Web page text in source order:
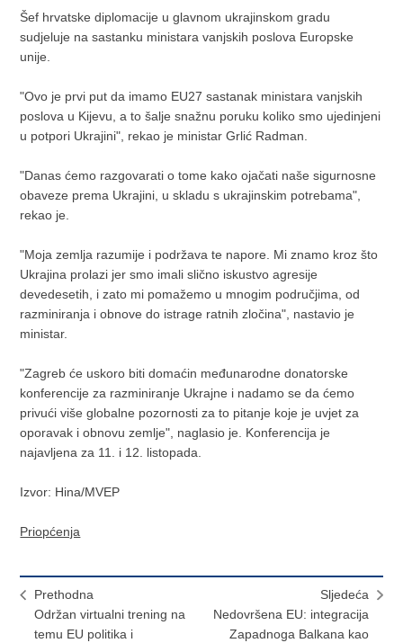
Šef hrvatske diplomacije u glavnom ukrajinskom gradu
sudjeluje na sastanku ministara vanjskih poslova Europske
unije.
"Ovo je prvi put da imamo EU27 sastanak ministara vanjskih
poslova u Kijevu, a to šalje snažnu poruku koliko smo ujedinjeni
u potpori Ukrajini", rekao je ministar Grlić Radman.
"Danas ćemo razgovarati o tome kako ojačati naše sigurnosne
obaveze prema Ukrajini, u skladu s ukrajinskim potrebama",
rekao je.
"Moja zemlja razumije i podržava te napore. Mi znamo kroz što
Ukrajina prolazi jer smo imali slično iskustvo agresije
devedesetih, i zato mi pomažemo u mnogim područjima, od
razminiranja i obnove do istrage ratnih zločina", nastavio je
ministar.
"Zagreb će uskoro biti domaćin međunarodne donatorske
konferencije za razminiranje Ukrajne i nadamo se da ćemo
privući više globalne pozornosti za to pitanje koje je uvjet za
oporavak i obnovu zemlje", naglasio je. Konferencija je
najavljena za 11. i 12. listopada.
Izvor: Hina/MVEP
Priopćenja
Prethodna
Održan virtualni trening na
temu EU politika i
Sljedeća
Nedovršena EU: integracija
Zapadnoga Balkana kao